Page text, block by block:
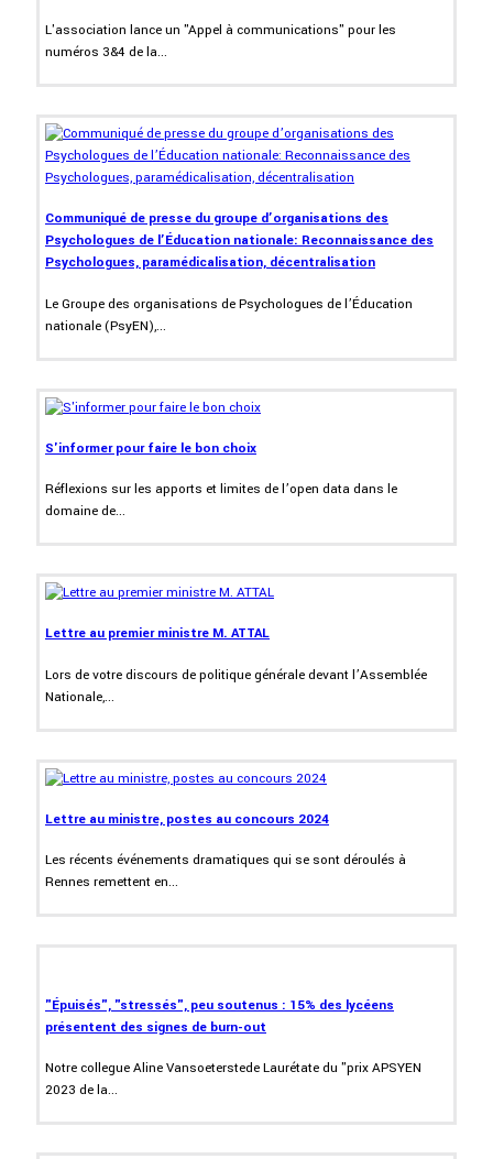
L'association lance un "Appel à communications" pour les
numéros 3&4 de la...
Communiqué de presse du groupe d’organisations des
Psychologues de l’Éducation nationale: Reconnaissance des
Psychologues, paramédicalisation, décentralisation
Le Groupe des organisations de Psychologues de l’Éducation
nationale (PsyEN),...
S'informer pour faire le bon choix
Réflexions sur les apports et limites de l’open data dans le
domaine de...
Lettre au premier ministre M. ATTAL
Lors de votre discours de politique générale devant l’Assemblée
Nationale,...
Lettre au ministre, postes au concours 2024
Les récents événements dramatiques qui se sont déroulés à
Rennes remettent en...
"Épuisés", "stressés", peu soutenus : 15% des lycéens
présentent des signes de burn-out
Notre collegue Aline Vansoeterstede Laurétate du "prix APSYEN
2023 de la...